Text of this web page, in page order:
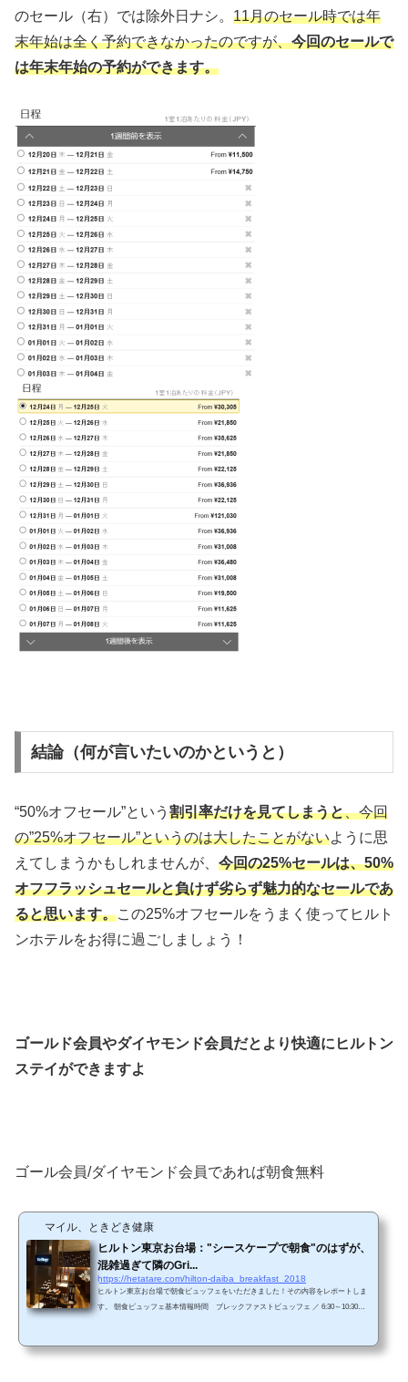
のセール（右）では除外日ナシ。 11月のセール時では年
末年始は全く予約できなかったのですが、今回のセールで
は年末年始の予約ができます。
結論（何が言いたいのかというと）
“50%オフセール”という 割引率だけを見てしまうと、今回
の”25%オフセール”というのは大したことがないように思
えてしまうかもしれませんが、 今回の25%セールは、50%
オフフラッシュセールと負けず劣らず魅力的なセールであ
ると思います。この25%オフセールをうまく使ってヒルト
ンホテルをお得に過ごしましょう！
ゴールド会員やダイヤモンド会員だとより快適にヒルトン
ステイができますよ
ゴール会員/ダイヤモンド会員であれば朝食無料
マイル、ときどき健康
ヒルトン東京お台場："シースケープで朝食"のはずが、
混雑過ぎて隣のGri...
https://hetatare.com/hilton-daiba_breakfast_2018
ヒルトン東京お台場で朝食ビュッフェをいただきました！その内容をレポートしま
す。 朝食ビュッフェ基本情報時間 ブレックファストビュッフェ ／ 6:30～10:30
ルトンゴールド会員またはダイヤモンド会員であれば2名分まで無料。 シースケー